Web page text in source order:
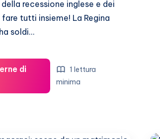
recessione inglese e dei
tutti insieme! La Regina
soldi…
di
1 lettura
minima